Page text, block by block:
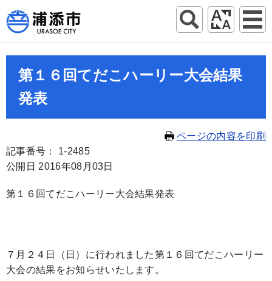
第１６回てだこハーリー大会結果
発表
ページの内容を印刷
記事番号： 1-2485
公開日 2016年08月03日
第１６回てだこハーリー大会結果発表
７月２４日（日）に行われました第１６回てだこハーリー
大会の結果をお知らせいたします。